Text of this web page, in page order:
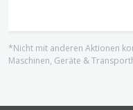
*Nicht mit anderen Aktionen
Maschinen, Geräte &